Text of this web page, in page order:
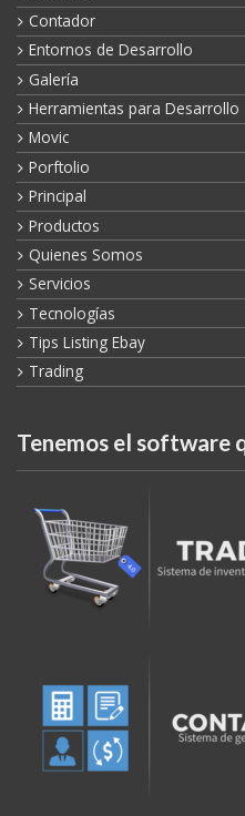
Entornos de Desarrollo
Galería
Herramientas para Desarrollo
Movic
Porftolio
Principal
Productos
Quienes Somos
Servicios
Tecnologías
Tips Listing Ebay
Trading